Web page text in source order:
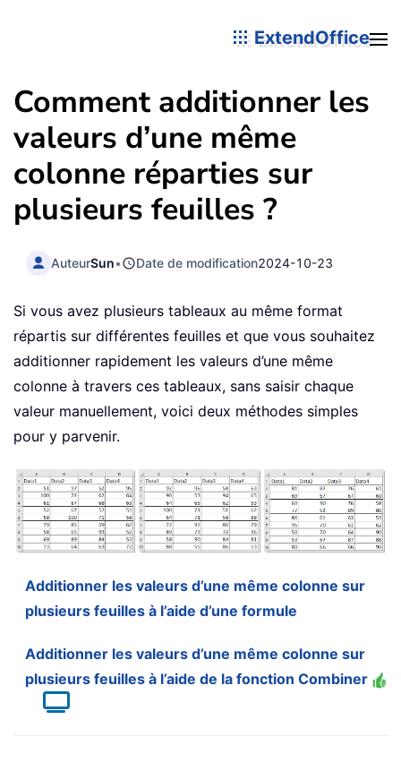
ExtendOffice
Comment additionner les
valeurs d’une même
colonne réparties sur
plusieurs feuilles ?
AuteurSun• Date de modification2024-10-23
Si vous avez plusieurs tableaux au même format
répartis sur différentes feuilles et que vous souhaitez
additionner rapidement les valeurs d’une même
colonne à travers ces tableaux, sans saisir chaque
valeur manuellement, voici deux méthodes simples
pour y parvenir.
Additionner les valeurs d’une même colonne sur
plusieurs feuilles à l’aide d’une formule
Additionner les valeurs d’une même colonne sur
plusieurs feuilles à l’aide de la fonction Combiner